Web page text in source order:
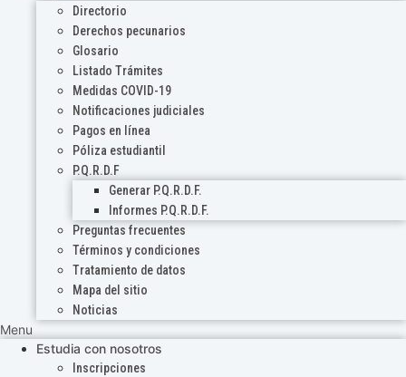
Directorio
Derechos pecunarios
Glosario
Listado Trámites
Medidas COVID-19
Notificaciones judiciales
Pagos en línea
Póliza estudiantil
P.Q.R.D.F
Generar P.Q.R.D.F.
Informes P.Q.R.D.F.
Preguntas frecuentes
Términos y condiciones
Tratamiento de datos
Mapa del sitio
Noticias
Menu
Estudia con nosotros
Inscripciones